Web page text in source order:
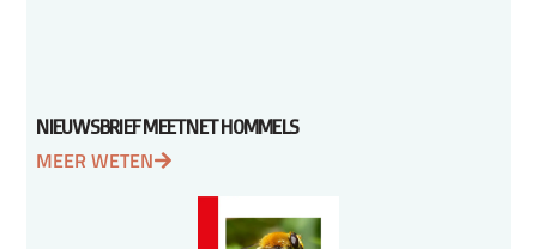
NIEUWSBRIEF MEETNET HOMMELS
MEER WETEN